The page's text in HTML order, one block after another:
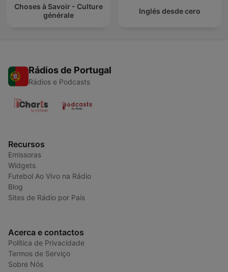
Choses à Savoir - Culture
générale
Inglés desde cero
Rádios de Portugal
Rádios e Podcasts
Recursos
Emissoras
Widgets
Futebol Ao Vivo na Rádio
Blog
Sites de Rádio por País
Acerca e contactos
Política de Privacidade
Termos de Serviço
Sobre Nós